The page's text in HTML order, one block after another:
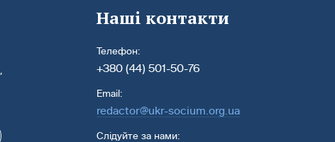
Наші контакти
Телефон:
+380 (44) 501-50-76
Email:
redactor@ukr-socium.org.ua
Слідуйте за нами: